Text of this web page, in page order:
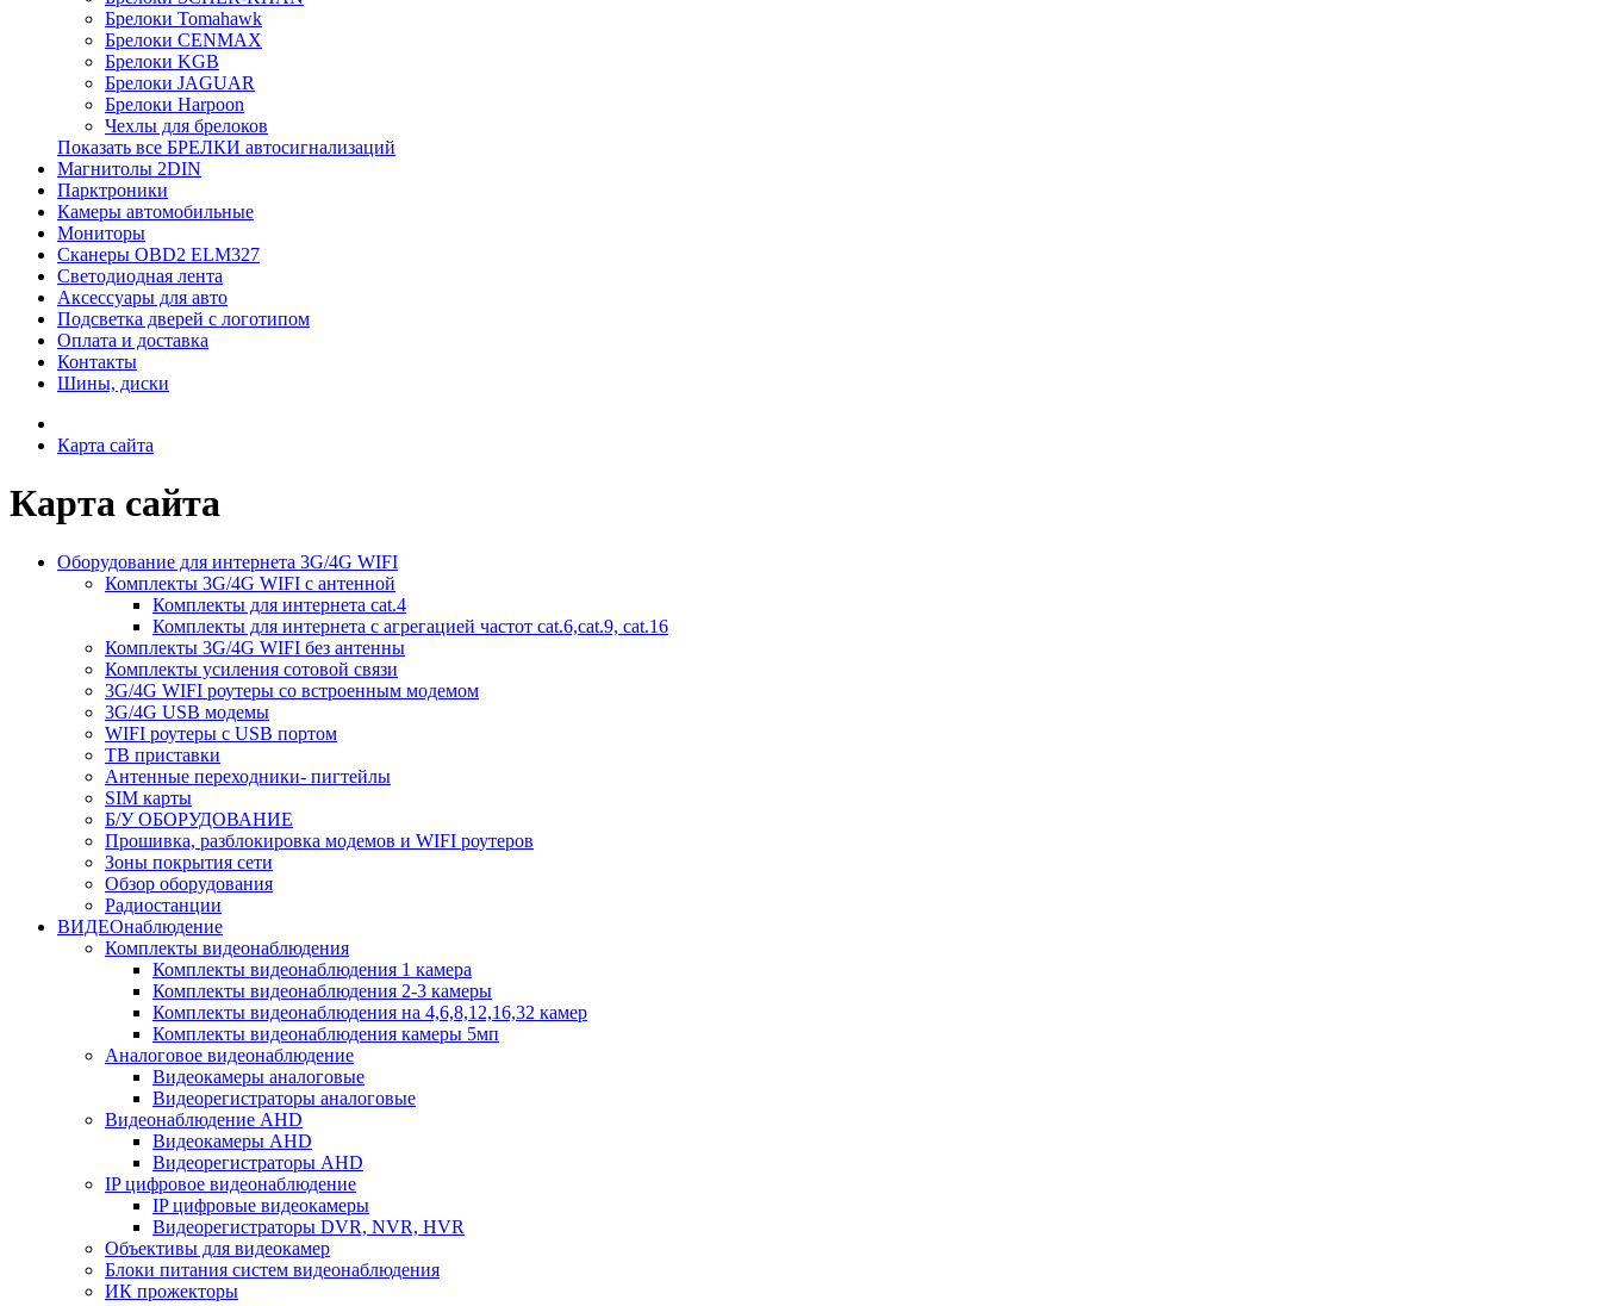
Брелоки Tomahawk
Брелоки CENMAX
Брелоки KGB
Брелоки JAGUAR
Брелоки Harpoon
Чехлы для брелоков
Показать все БРЕЛКИ автосигнализаций
Магнитолы 2DIN
Парктроники
Камеры автомобильные
Мониторы
Сканеры OBD2 ELM327
Светодиодная лента
Аксессуары для авто
Подсветка дверей с логотипом
Оплата и доставка
Контакты
Шины, диски
Карта сайта
Карта сайта
Оборудование для интернета 3G/4G WIFI
Комплекты 3G/4G WIFI с антенной
Комплекты для интернета cat.4
Комплекты для интернета с агрегацией частот cat.6,cat.9, cat.16
Комплекты 3G/4G WIFI без антенны
Комплекты усиления сотовой связи
3G/4G WIFI роутеры со встроенным модемом
3G/4G USB модемы
WIFI роутеры с USB портом
ТВ приставки
Антенные переходники- пигтейлы
SIM карты
Б/У ОБОРУДОВАНИЕ
Прошивка, разблокировка модемов и WIFI роутеров
Зоны покрытия сети
Обзор оборудования
Радиостанции
ВИДЕОнаблюдение
Комплекты видеонаблюдения
Комплекты видеонаблюдения 1 камера
Комплекты видеонаблюдения 2-3 камеры
Комплекты видеонаблюдения на 4,6,8,12,16,32 камер
Комплекты видеонаблюдения камеры 5мп
Аналоговое видеонаблюдение
Видеокамеры аналоговые
Видеорегистраторы аналоговые
Видеонаблюдение AHD
Видеокамеры AHD
Видеорегистраторы AHD
IP цифровое видеонаблюдение
IP цифровые видеокамеры
Видеорегистраторы DVR, NVR, HVR
Объективы для видеокамер
Блоки питания систем видеонаблюдения
ИК прожекторы